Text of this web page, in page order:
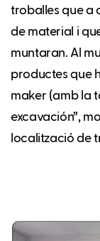
troballes que a
de material i
muntaran. Al
productes que
maker (amb la
excavación”,
localització de